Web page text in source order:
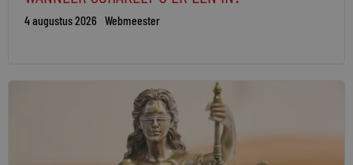
4 augustus 2026 Webmeester